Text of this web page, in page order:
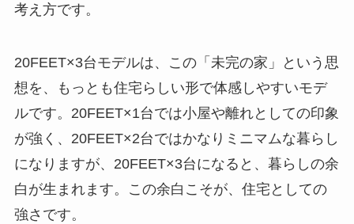
考え方です。
20FEET×3台モデルは、この「未完の家」という思
想を、もっとも住宅らしい形で体感しやすいモデ
ルです。20FEET×1台では小屋や離れとしての印象
が強く、20FEET×2台ではかなりミニマムな暮らし
になりますが、20FEET×3台になると、暮らしの余
白が生まれます。この余白こそが、住宅としての
強さです。